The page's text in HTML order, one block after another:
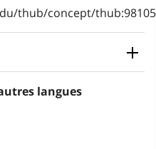
thub/concept/
langues